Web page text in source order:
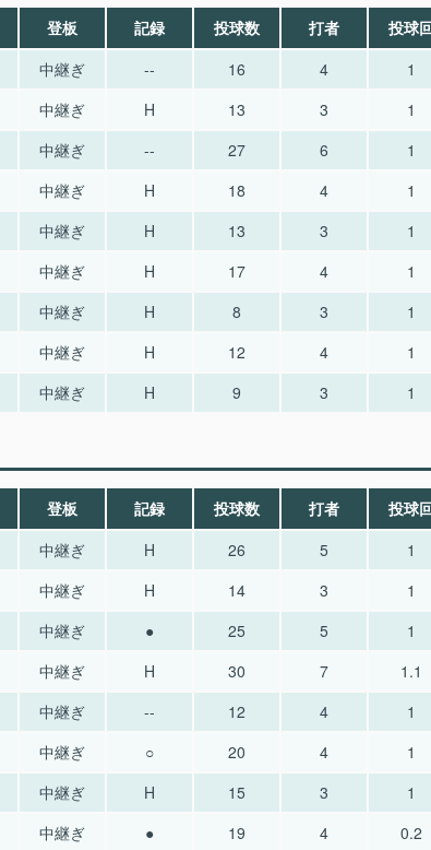
登板 記録 投球数 打者 投球
中継ぎ -- 16 4 1
中継ぎ H 13 3 1
中継ぎ -- 27 6 1
中継ぎ H 18 4 1
中継ぎ H 13 3 1
中継ぎ H 17 4 1
中継ぎ H 8 3 1
中継ぎ H 12 4 1
中継ぎ H 9 3 1
登板 記録 投球数 打者 投球
中継ぎ H 26 5 1
中継ぎ H 14 3 1
中継ぎ ● 25 5 1
中継ぎ H 30 7 1.1
中継ぎ -- 12 4 1
中継ぎ ○ 20 4 1
中継ぎ H 15 3 1
中継ぎ ● 19 4 0.2